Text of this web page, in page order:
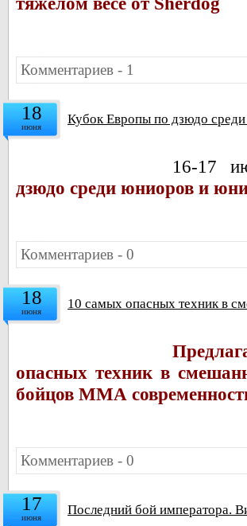
Комментариев - 1
18
июня Кубок Европы по дзюдо
16-17
дзюдо среди юниоров и
Комментариев - 0
18
июня 10 самых опасных техник в
опасных техник в
бойцов ММА
Комментариев - 0
17
июня Последний бой императора.